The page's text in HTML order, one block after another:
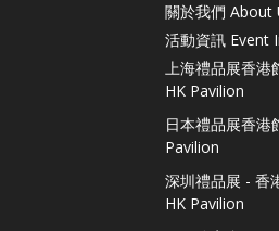
關於我們 About
活動資訊 Event
上海禮品展香港
HK Pavilion
日本禮品展香港
Pavilion
深圳禮品展 - 香
HK Pavilion